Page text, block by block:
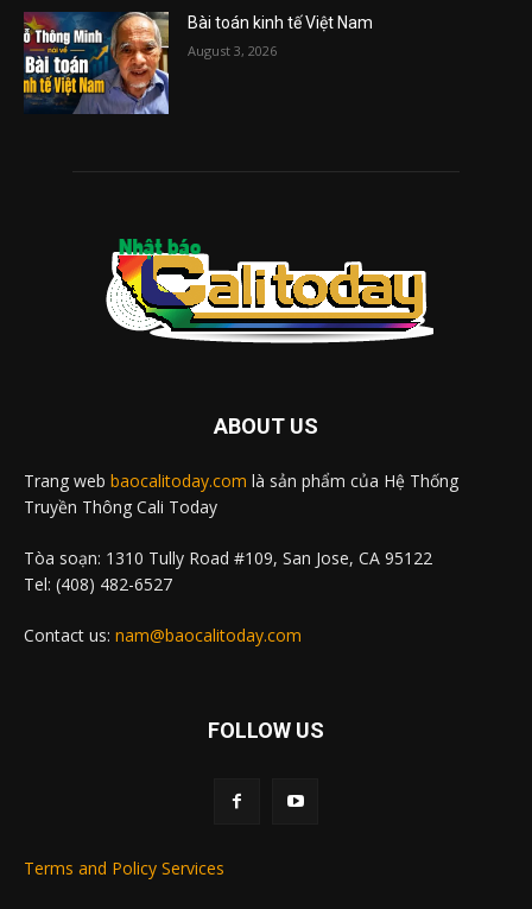
Bài toán kinh tế Việt Nam
August 3, 2026
ABOUT US
Trang web baocalitoday.com là sản phẩm của Hệ Thống
Truyền Thông Cali Today
Tòa soạn: 1310 Tully Road #109, San Jose, CA 95122
Tel: (408) 482-6527
Contact us: nam@baocalitoday.com
FOLLOW US
Terms and Policy Services